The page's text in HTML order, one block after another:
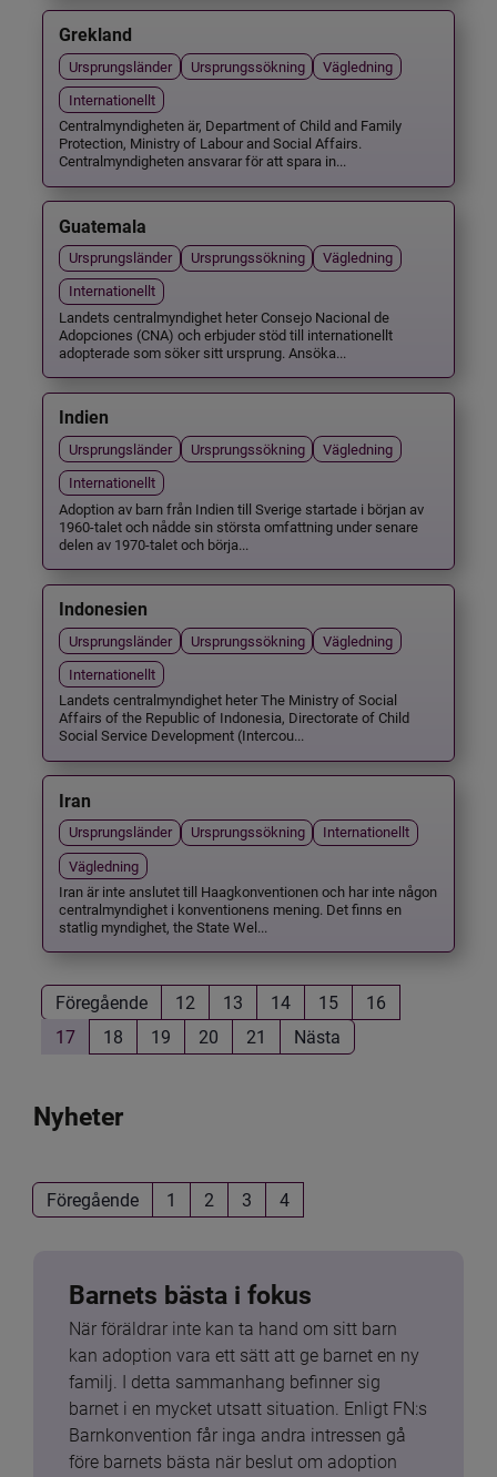
Grekland
Ursprungsländer Ursprungssökning
Vägledning
Internationellt
Centralmyndigheten är, Department of Child and Family
Protection, Ministry of Labour and Social Affairs.
Centralmyndigheten ansvarar för att spara in...
Guatemala
Ursprungsländer Ursprungssökning
Vägledning
Internationellt
Landets centralmyndighet heter Consejo Nacional de
Adopciones (CNA) och erbjuder stöd till internationellt
adopterade som söker sitt ursprung. Ansöka...
Indien
Ursprungsländer Ursprungssökning
Vägledning
Internationellt
Adoption av barn från Indien till Sverige startade i början av
1960-talet och nådde sin största omfattning under senare
delen av 1970-talet och börja...
Indonesien
Ursprungsländer Ursprungssökning
Vägledning
Internationellt
Landets centralmyndighet heter The Ministry of Social
Affairs of the Republic of Indonesia, Directorate of Child
Social Service Development (Intercou...
Iran
Ursprungsländer Ursprungssökning
Internationellt
Vägledning
Iran är inte anslutet till Haagkonventionen och har inte någon
centralmyndighet i konventionens mening. Det finns en
statlig myndighet, the State Wel...
Föregående 12 13 14 15
16
17
18 19 20 21 Nästa
Nyheter
Föregående 1 2 3 4
Barnets bästa i fokus
När föräldrar inte kan ta hand om sitt barn
kan adoption vara ett sätt att ge barnet en ny
familj. I detta sammanhang befinner sig
barnet i en mycket utsatt situation. Enligt FN:s
Barnkonvention får inga andra intressen gå
före barnets bästa när beslut om adoption